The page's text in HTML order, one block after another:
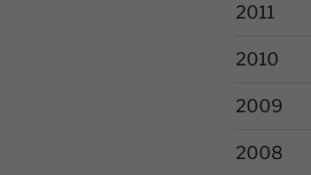
2011
2010
2009
2008